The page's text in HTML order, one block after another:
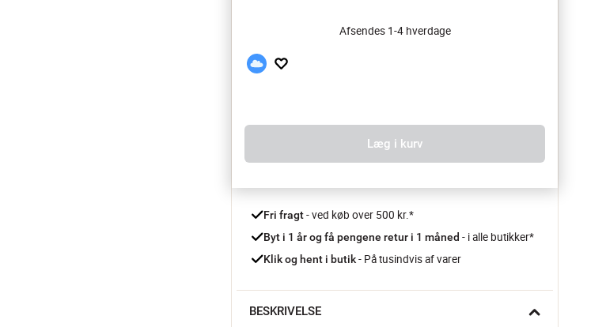
Afsendes 1-4 hverdage
Læg i kurv
Fri fragt - ved køb over 500 kr.*
Byt i 1 år og få pengene retur i 1 måned - i alle butikker*
Klik og hent i butik - På tusindvis af varer
BESKRIVELSE